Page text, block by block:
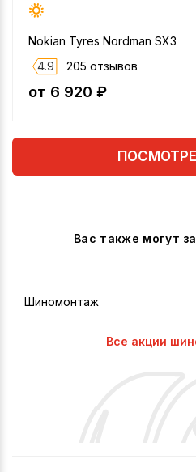
Nokian Tyres Nordman SX3
4.9
205 отзывов
от 6 920 ₽
Вас также могут
Шиномонтаж
Все акции